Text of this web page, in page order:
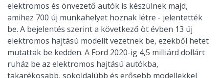
elektromos és önvezető autók is készülnek majd,
amihez 700 új munkahelyet hoznak létre - jelentették
be. A bejelentés szerint a következő öt évben 13 új
elektromos hajtású modellt vezetnek be, ezekből hetet
mutattak be kedden. A Ford 2020-ig 4,5 milliárd dollárt
ruház be az elektromos hajtású autókba,
takarékosabb, sokoldalúbb és erősebb modellekkel